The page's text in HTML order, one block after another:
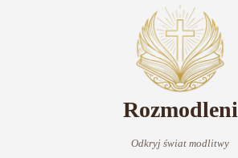
Rozmodleni
Odkryj świat modlitwy